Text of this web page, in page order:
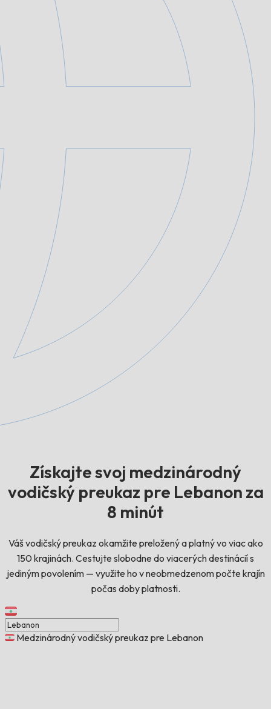
Získajte svoj medzinárodný
vodičský preukaz pre Lebanon za
8 minút
Váš vodičský preukaz okamžite preložený a platný vo viac ako
150 krajinách. Cestujte slobodne do viacerých destinácií s
jediným povolením — využite ho v neobmedzenom počte krajín
počas doby platnosti.
Medzinárodný vodičský preukaz pre Lebanon